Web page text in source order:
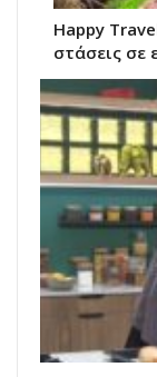
Happy
στάσεις σε